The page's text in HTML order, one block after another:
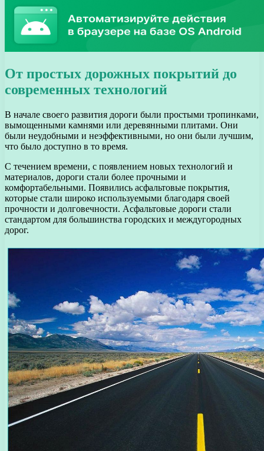
От простых дорожных покрытий до
современных технологий
В начале своего развития дороги были простыми тропинками,
вымощенными камнями или деревянными плитами. Они
были неудобными и неэффективными, но они были лучшим,
что было доступно в то время.
С течением времени, с появлением новых технологий и
материалов, дороги стали более прочными и
комфортабельными. Появились асфальтовые покрытия,
которые стали широко используемыми благодаря своей
прочности и долговечности. Асфальтовые дороги стали
стандартом для большинства городских и междугородных
дорог.